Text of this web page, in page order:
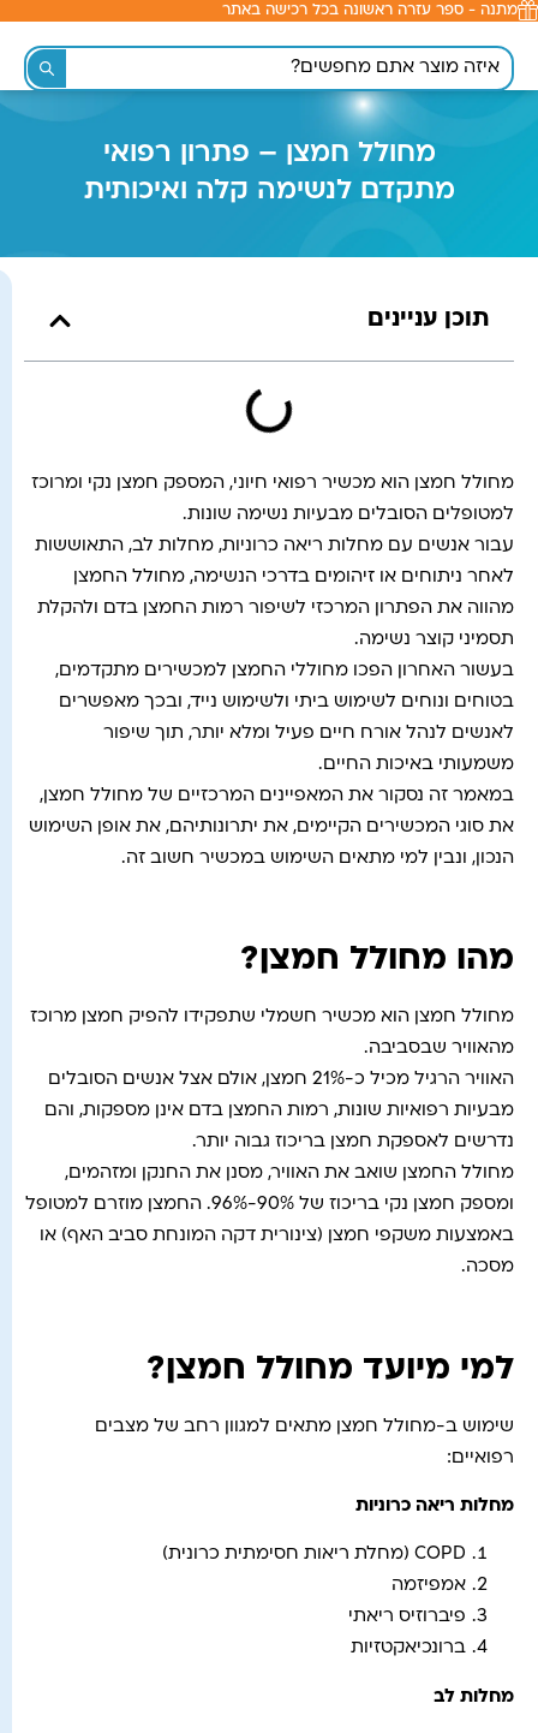
לתוכן
מתנה - ספר עזרה ראשונה בכל רכישה באתר
מחולל חמצן – פתרון רפואי
מתקדם לנשימה קלה ואיכותית
תוכן עניינים
מחולל חמצן הוא מכשיר רפואי חיוני, המספק חמצן נקי ומרוכז
למטופלים הסובלים מבעיות נשימה שונות.
עבור אנשים עם מחלות ריאה כרוניות, מחלות לב, התאוששות
לאחר ניתוחים או זיהומים בדרכי הנשימה, מחולל החמצן
מהווה את הפתרון המרכזי לשיפור רמות החמצן בדם ולהקלת
תסמיני קוצר נשימה.
בעשור האחרון הפכו מחוללי החמצן למכשירים מתקדמים,
בטוחים ונוחים לשימוש ביתי ולשימוש נייד, ובכך מאפשרים
לאנשים לנהל אורח חיים פעיל ומלא יותר, תוך שיפור
משמעותי באיכות החיים.
במאמר זה נסקור את המאפיינים המרכזיים של מחולל חמצן,
את סוגי המכשירים הקיימים, את יתרונותיהם, את אופן השימוש
הנכון, ונבין למי מתאים השימוש במכשיר חשוב זה.
מהו מחולל חמצן?
מחולל חמצן הוא מכשיר חשמלי שתפקידו להפיק חמצן מרוכז
מהאוויר שבסביבה.
האוויר הרגיל מכיל כ-21% חמצן, אולם אצל אנשים הסובלים
מבעיות רפואיות שונות, רמות החמצן בדם אינן מספקות, והם
נדרשים לאספקת חמצן בריכוז גבוה יותר.
מחולל החמצן שואב את האוויר, מסנן את החנקן ומזהמים,
ומספק חמצן נקי בריכוז של 90%-96%. החמצן מוזרם למטופל
באמצעות משקפי חמצן (צינורית דקה המונחת סביב האף) או
מסכה.
למי מיועד מחולל חמצן?
שימוש ב-מחולל חמצן מתאים למגוון רחב של מצבים
רפואיים:
מחלות ריאה כרוניות
COPD (מחלת ריאות חסימתית כרונית)
אמפיזמה
פיברוזיס ריאתי
ברונכיאקטזיות
מחלות לב